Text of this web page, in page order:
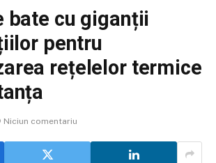
bate cu giganții
pentru
rețelelor termice
Niciun comentariu